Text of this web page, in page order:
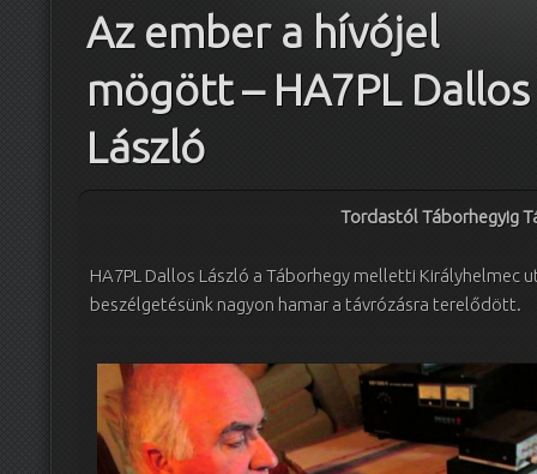
Az ember a hívójel
mögött – HA7PL Dallos
László
Tordastól Táborhegyig
HA7PL Dallos László a Táborhegy melletti Királyhelmec
beszélgetésünk nagyon hamar a távrózásra terelődött.